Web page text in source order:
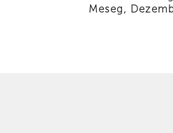
Meseg,